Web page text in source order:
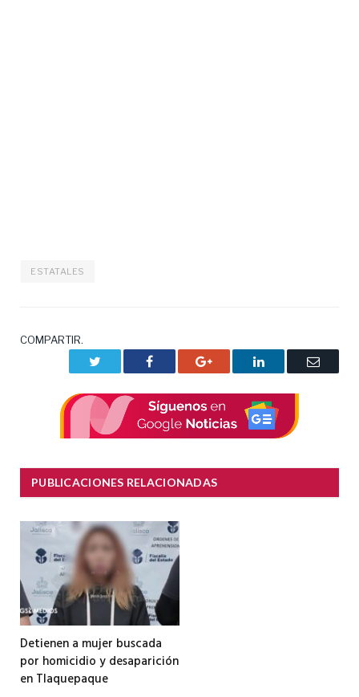
ESTATALES
COMPARTIR.
Facebook Google+ LinkedIn
Correo
PUBLICACIONES RELACIONADAS
Detienen a mujer buscada
por homicidio y desaparición
en Tlaquepaque